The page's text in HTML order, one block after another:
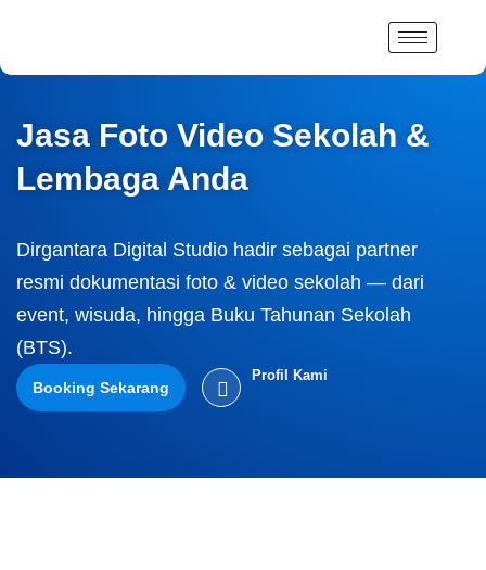
Jasa Foto Video Sekolah &
Lembaga Anda
Dirgantara Digital Studio hadir sebagai partner
resmi dokumentasi foto & video sekolah — dari
event, wisuda, hingga Buku Tahunan Sekolah
(BTS).
Booking Sekarang
Profil Kami